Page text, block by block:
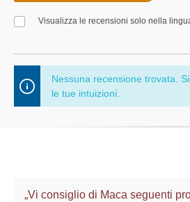
Visualizza le recensioni solo nella
Nessuna recensione trovata.
le tue intuizioni.
„Vi consiglio di Maca seguenti